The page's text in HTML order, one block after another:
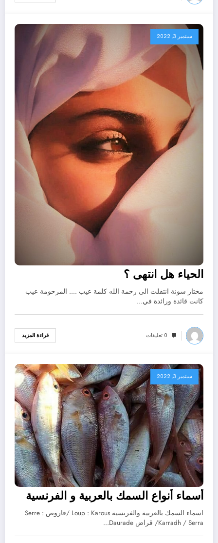
سبتمبر 3, 2022
الحياء هل انتهى ؟
مختار سونة انتقلت الى رحمة الله كلمة عيب .... المرحومة عيب
كانت قائدة ورائدة في…
0 تعليقات قراءة المزيد
سبتمبر 3, 2022
أسماء أنواع السمك بالعربية و الفرنسية
اسماء السمك بالعربية والفرنسية Loup : Karous /قاروص Serre :
Karradh / Serra/ قراض Daurade…